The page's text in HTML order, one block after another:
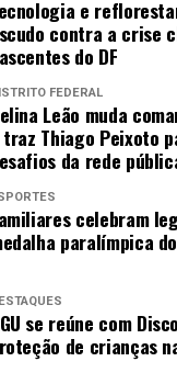
no país.
semanal da TV
leva o
mundo atrás de
visão diferente,
dos assuntos
década, o
das atrações
canal, mas também
grandes histórias,
variados e revelam
e
contra a crise
do DF
FEDERAL
Leão muda
traz Thiago Peixoto
da rede
celebram
paralímpica
se reúne com
de crianças